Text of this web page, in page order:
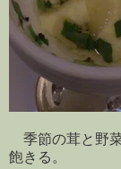
季節の茸と野
飽きる。